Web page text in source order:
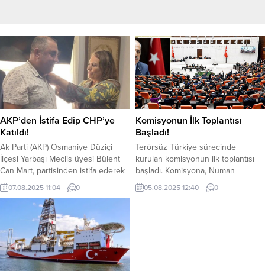
AKP’den İstifa Edip CHP’ye
Katıldı!
Ak Parti (AKP) Osmaniye Düziçi
İlçesi Yarbaşı Meclis üyesi Bülent
Can Mart, partisinden istifa ederek
Cumhuriyet Halk Partisi’ne (CHP)
katıldı. Mart, istifa haberini şu
ifadelerle açıkladı; “Türkiye
olağanüstü bir süreçten geçerken,
bu duruma seyirci kalmamak adına
AKP’den istifa etmiş bulunuyorum.
Bundan sonraki siyasi mücadeleyi
baba ocağı olan Cumhuriyet Halk
07.08.2025 11:04 0
Komisyonun İlk Toplantısı
Başladı!
Terörsüz Türkiye sürecinde
kurulan komisyonun ilk toplantısı
başladı. Komisyona, Numan
Kurtulmuş başkanlık ediyor.
Terörsüz Türkiye sürecinde 48
05.08.2025 12:40 0